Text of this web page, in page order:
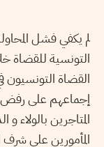
لم يكفي فشل
التونسية للقضاة
القضاة التونسيون
إجماعهم على رفض
المتاجرين بالولاء
المأمورين على